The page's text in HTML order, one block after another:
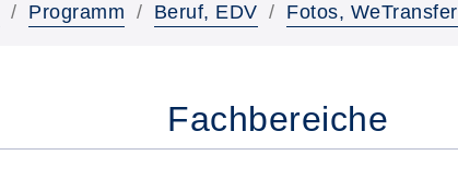
Programm Beruf, EDV Fotos, WeTransfer
Fachbereiche